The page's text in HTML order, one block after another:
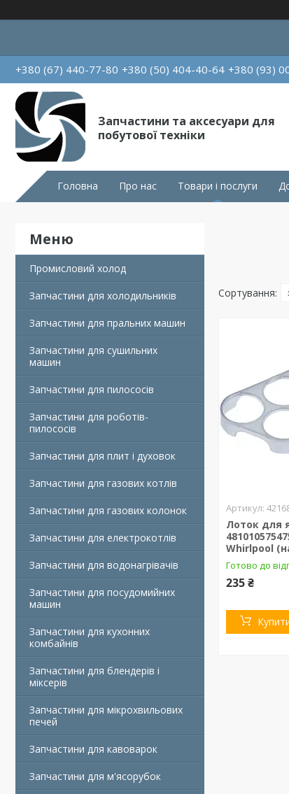
+380 (67) 440-77-80 +380 (50) 404-40-64 +380 (93)
Запчастини та аксесуари для
побутової техніки
Головна Про нас Товари і послуги
Промисловий холод
Запчастини для холодильників
Запчастини для пральних машин
Запчастини для сушильних
машин
Запчастини для пилососів
Запчастини для роботів-
пилососів
Запчастини для плит і духовок
Запчастини для газових котлів
Запчастини для газових колонок
Запчастини для електрокотлів
Запчастини для водонагрівачів
Запчастини для посудомийних
машин
Запчастини для кухонних
комбайнів
Запчастини для блендерів і
міксерів
Запчастини для мікрохвильових
печей
Запчастини для кавоварок
Запчастини для м'ясорубок
Лоток для
Whirlpool
Готово до
235 ₴